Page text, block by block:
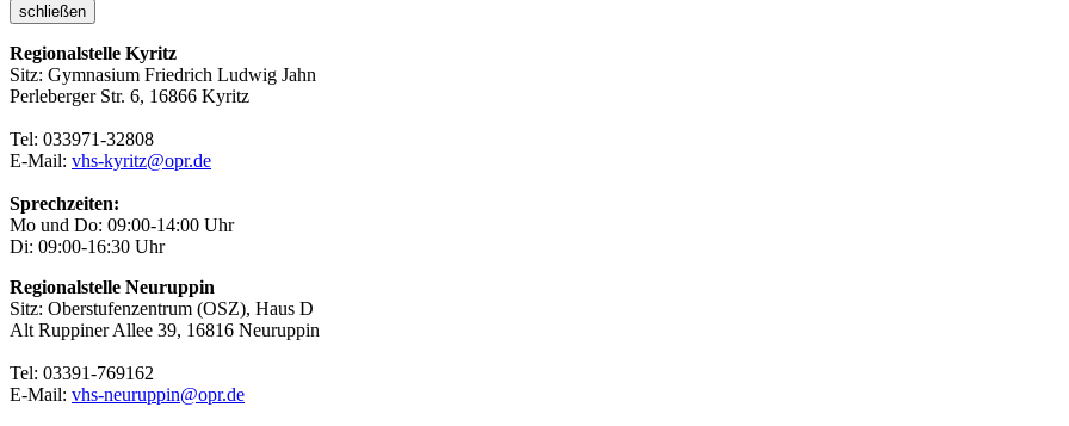
schließen
Regionalstelle Kyritz
Sitz: Gymnasium Friedrich Ludwig Jahn
Perleberger Str. 6, 16866 Kyritz
Tel: 033971-32808
E-Mail: vhs-kyritz@opr.de
Sprechzeiten:
Mo und Do: 09:00-14:00 Uhr
Di: 09:00-16:30 Uhr
Regionalstelle Neuruppin
Sitz: Oberstufenzentrum (OSZ), Haus D
Alt Ruppiner Allee 39, 16816 Neuruppin
Tel: 03391-769162
E-Mail: vhs-neuruppin@opr.de